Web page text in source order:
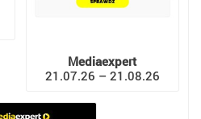
Mediaexpert
21.07.26 – 21.08.26